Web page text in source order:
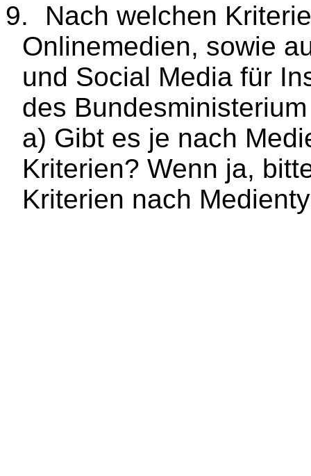
9.
Nach welchen
Onlinemedien, sowie
und Social Media für
des
a) Gibt es je nach
Kriterien? Wenn ja,
Kriterien nach